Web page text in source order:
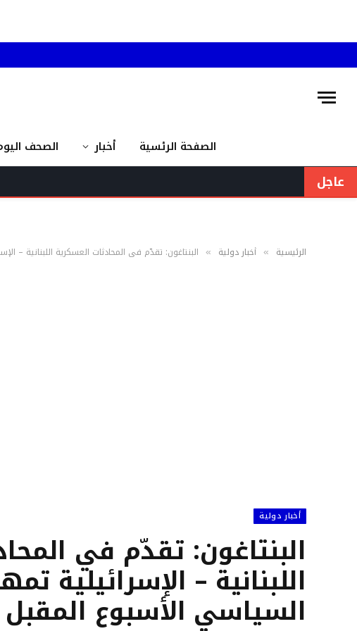
الصفحة الرئسية أخبار الصحف
عاجل
الرئيسية » أخبار دولية » البنتاغون: تقدّم في المحادثات العسكرية اللبنانية –
أخبار دولية
البنتاغون: تقدّم في
اللبنانية – الإسرائيلية
السياسي الأسبوع المقبل